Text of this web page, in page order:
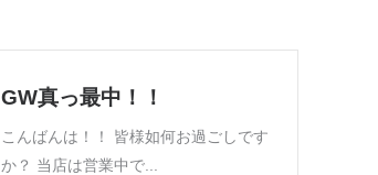
GW真っ最中！！
こんばんは！！ 皆様如何お過ごしです
か？ 当店は営業中で...